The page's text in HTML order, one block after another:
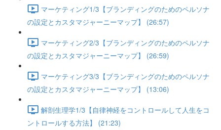
マーケティング1/3【ブランディングのためのペルソナ
の設定とカスタマジャーニーマップ】 (26:57)
マーケティング2/3【ブランディングのためのペルソナ
の設定とカスタマジャーニーマップ】 (26:59)
マーケティング3/3【ブランディングのためのペルソナ
の設定とカスタマジャーニーマップ】 (13:06)
解剖生理学1/3【自律神経をコントロールして人生をコ
ントロールする方法】 (21:23)